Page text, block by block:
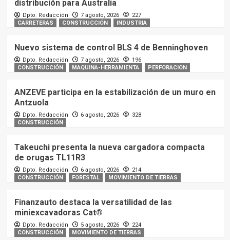
distribución para Australia
Dpto. Redacción 7 agosto, 2026
227
CARRETERAS
CONSTRUCCIÓN INDUSTRIA
Nuevo sistema de control BLS 4 de Benninghoven
Dpto. Redacción 7 agosto, 2026
196
CONSTRUCCIÓN
MAQUINA-HERRAMIENTA PERFORACION
ANZEVE participa en la estabilización de un muro en
Antzuola
Dpto. Redacción 6 agosto, 2026
328
CONSTRUCCIÓN
Takeuchi presenta la nueva cargadora compacta
de orugas TL11R3
Dpto. Redacción 6 agosto, 2026
214
CONSTRUCCIÓN
FORESTAL MOVIMIENTO DE TIERRAS
Finanzauto destaca la versatilidad de las
miniexcavadoras Cat®
Dpto. Redacción 5 agosto, 2026
224
CONSTRUCCIÓN
MOVIMIENTO DE TIERRAS